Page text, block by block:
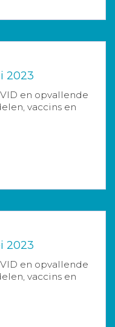
2023
en opvallende
vaccins en
2023
en opvallende
vaccins en